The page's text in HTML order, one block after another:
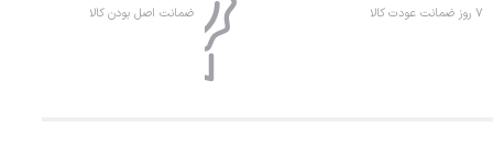
۷ روز ضمانت عودت کالا ضمانت اصل بودن کالا